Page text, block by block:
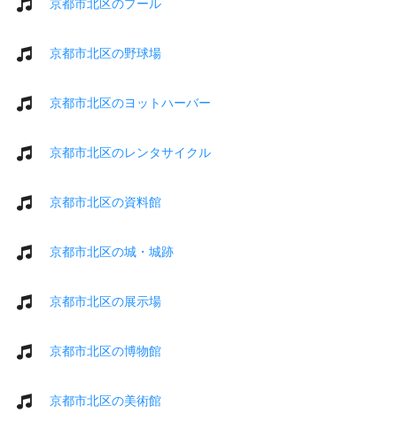
京都市北区のプール
京都市北区の野球場
京都市北区のヨットハーバー
京都市北区のレンタサイクル
京都市北区の資料館
京都市北区の城・城跡
京都市北区の展示場
京都市北区の博物館
京都市北区の美術館